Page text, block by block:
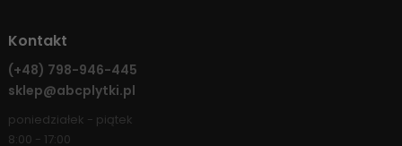
Kontakt
(+48) 798-946-445
sklep@abcplytki.pl
poniedziałek - piątek
8:00 - 17:00